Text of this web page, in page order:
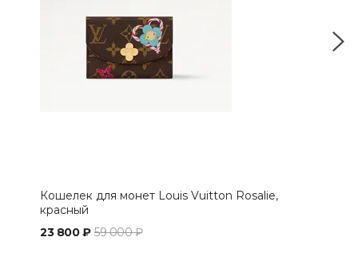
Кошелек для монет Louis Vuitton Rosalie,
красный
23 800 ₽ 59 000 ₽